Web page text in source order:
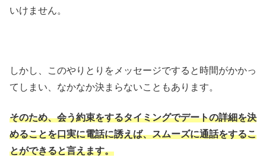
いけません。
しかし、このやりとりをメッセージですると時間がかかっ
てしまい、なかなか決まらないこともあります。
そのため、会う約束をするタイミングでデートの詳細を決
めることを口実に電話に誘えば、スムーズに通話をするこ
とができると言えます。